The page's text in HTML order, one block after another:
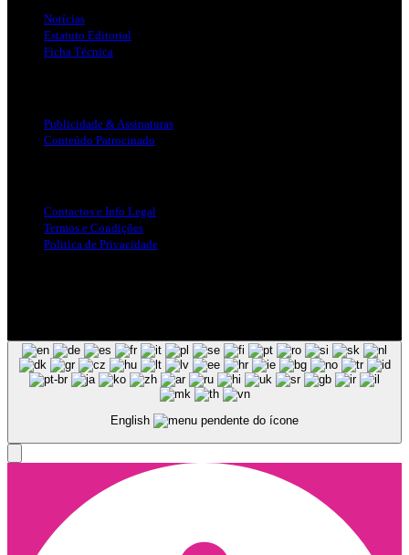
Notícias
Estatuto Editorial
Ficha Técnica
Publicidade & Assinaturas
Conteúdo Patrocinado
Contactos e Info Legal
Termos e Condições
Politica de Privacidade
English